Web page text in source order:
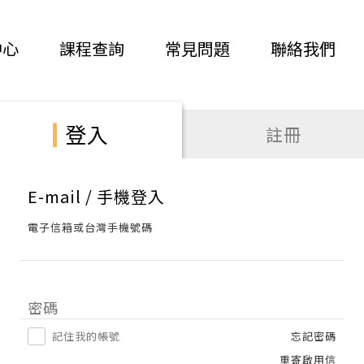
課程查詢 常見問題 聯絡我們
登入 註冊
E-mail / 手機登入
電子信箱或台灣手機號碼
密碼
記住我的帳號
忘記密碼
重寄啟用信